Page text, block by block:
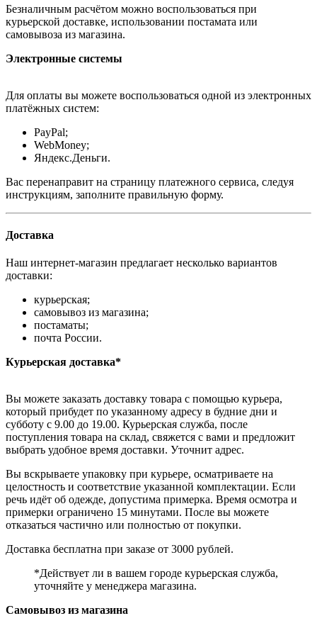
Безналичным расчётом можно воспользоваться при
курьерской доставке, использовании постамата или
самовывоза из магазина.
Электронные системы
Для оплаты вы можете воспользоваться одной из электронных
платёжных систем:
PayPal;
WebMoney;
Яндекс.Деньги.
Вас перенаправит на страницу платежного сервиса, следуя
инструкциям, заполните правильную форму.
Доставка
Наш интернет-магазин предлагает несколько вариантов
доставки:
курьерская;
самовывоз из магазина;
постаматы;
почта России.
Курьерская доставка*
Вы можете заказать доставку товара с помощью курьера,
который прибудет по указанному адресу в будние дни и
субботу с 9.00 до 19.00. Курьерская служба, после
поступления товара на склад, свяжется с вами и предложит
выбрать удобное время доставки. Уточнит адрес.
Вы вскрываете упаковку при курьере, осматриваете на
целостность и соответствие указанной комплектации. Если
речь идёт об одежде, допустима примерка. Время осмотра и
примерки ограничено 15 минутами. После вы можете
отказаться частично или полностью от покупки.
Доставка бесплатна при заказе от 3000 рублей.
*Действует ли в вашем городе курьерская служба,
уточняйте у менеджера магазина.
Самовывоз из магазина